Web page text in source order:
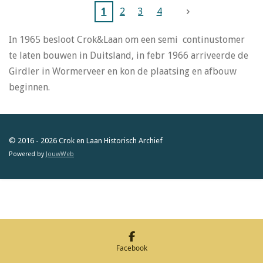
1 2 3 4
In 1965 besloot Crok&Laan om een semi continustomer
te laten bouwen in Duitsland, in febr 1966 arriveerde de
Girdler in Wormerveer en kon de plaatsing en afbouw
beginnen.
© 2016 - 2026 Crok en Laan Historisch Archief
Powered by JouwWeb
Facebook